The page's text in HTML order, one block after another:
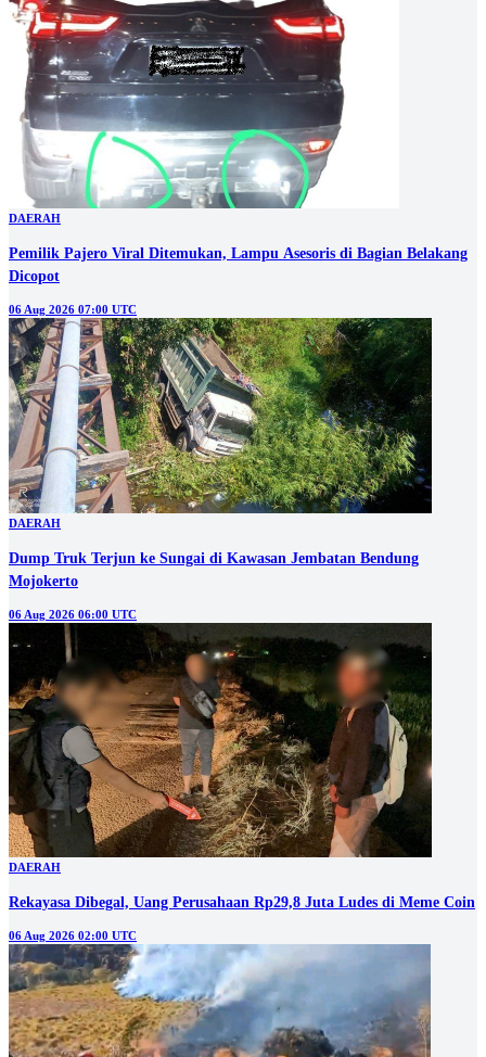
DAERAH
Pemilik Pajero Viral Ditemukan, Lampu Asesoris di Bagian Belakang
Dicopot
06 Aug 2026 07:00 UTC
DAERAH
Dump Truk Terjun ke Sungai di Kawasan Jembatan Bendung
Mojokerto
06 Aug 2026 06:00 UTC
DAERAH
Rekayasa Dibegal, Uang Perusahaan Rp29,8 Juta Ludes di Meme Coin
06 Aug 2026 02:00 UTC